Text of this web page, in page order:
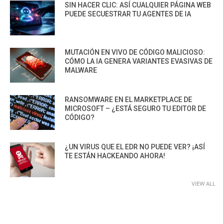
SIN HACER CLIC: ASÍ CUALQUIER PÁGINA WEB
PUEDE SECUESTRAR TU AGENTES DE IA
MUTACIÓN EN VIVO DE CÓDIGO MALICIOSO:
CÓMO LA IA GENERA VARIANTES EVASIVAS DE
MALWARE
RANSOMWARE EN EL MARKETPLACE DE
MICROSOFT – ¿ESTÁ SEGURO TU EDITOR DE
CÓDIGO?
¿UN VIRUS QUE EL EDR NO PUEDE VER? ¡ASÍ
TE ESTÁN HACKEANDO AHORA!
VIEW ALL